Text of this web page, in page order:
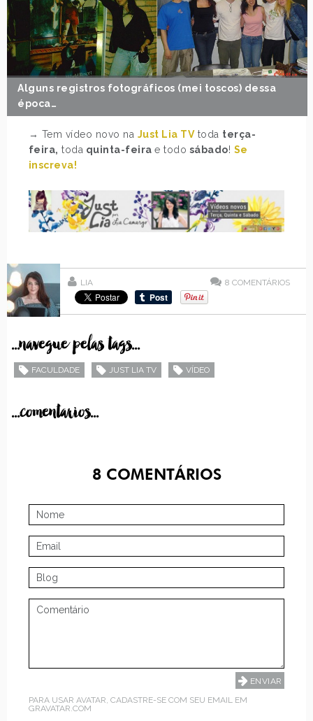
Alguns registros fotográficos (mei toscos) dessa
época…
→ Tem vídeo novo na Just Lia TVtoda terça-
feira, toda quinta-feirae todo sábado! Se
inscreva!
LIA 8 COMENTÁRIOS
...navegue pelas tags...
FACULDADE JUST LIA TV VÍDEO
...comentarios...
8COMENTÁRIOS
PARA USAR AVATAR, CADASTRE-SE COM SEU EMAIL EM
GRAVATAR.COM